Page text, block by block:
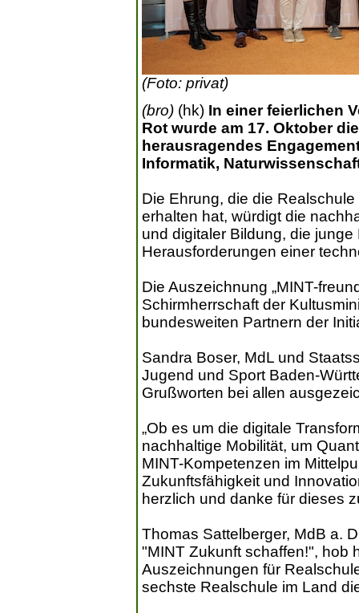
(Foto: privat)
(bro) (hk) In einer feierlichen
Rot wurde am 17. Oktober
herausragendes
Informatik,
Die Ehrung, die die
erhalten hat, würdigt die
und digitaler Bildung, die
Herausforderungen einer
Die Auszeichnung „MINT-
Schirmherrschaft der
bundesweiten Partnern der
Sandra Boser, MdL und
Jugend und Sport Baden-
Grußworten bei allen
„Ob es um die digitale
nachhaltige Mobilität, um
MINT-Kompetenzen im
Zukunftsfähigkeit und
herzlich und danke für dieses
Thomas Sattelberger, MdB a.
"MINT Zukunft schaffen!", hob
Auszeichnungen für
sechste Realschule im Land